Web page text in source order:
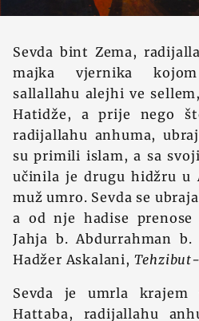
Sevda bint Zema,
majka vjernika
sallallahu alejhi ve
Hatidže, a prije nego
radijallahu anhuma,
su primili islam, a sa
učinila je drugu hidžru u
muž umro. Sevda se
a od nje hadise
Jahja b. Abdurrahman b.
Hadžer Askalani,
Sevda je umrla krajem
Hattaba, radijallahu